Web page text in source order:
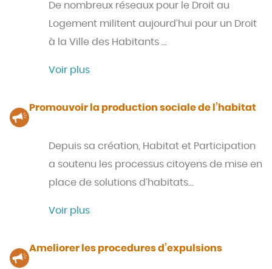
De nombreux réseaux pour le Droit au
Logement militent aujourd’hui pour un Droit
à la Ville des Habitants …
Voir plus
Promouvoir la production sociale de l’habitat
Depuis sa création, Habitat et Participation
a soutenu les processus citoyens de mise en
place de solutions d’habitats…
Voir plus
Ameliorer les procedures d’expulsions